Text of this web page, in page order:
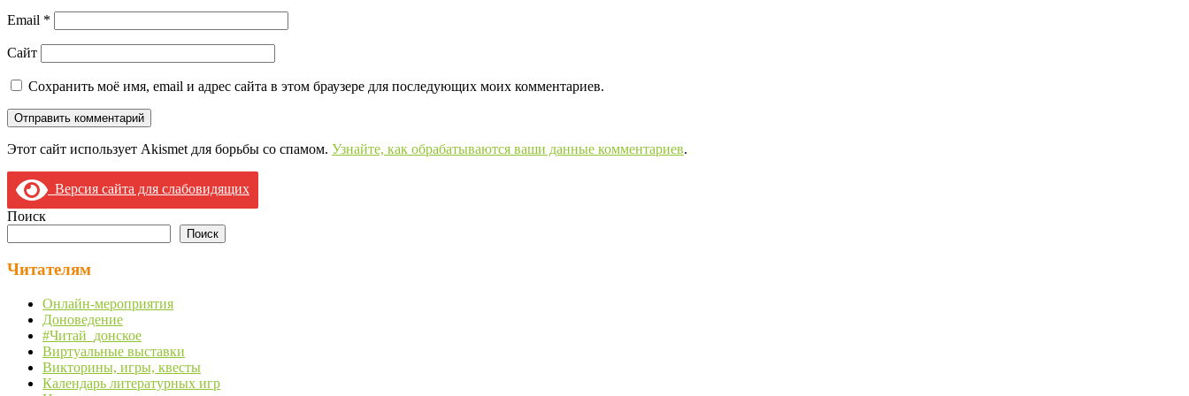
Email *
Сайт
Сохранить моё имя, email и адрес сайта в этом браузере для последующих моих комментариев.
Этот сайт использует Akismet для борьбы со спамом. Узнайте, как обрабатываются ваши данные комментариев.
Версия сайта для слабовидящих
Поиск
Поиск
Читателям
Онлайн-мероприятия
Доноведение
#Читай_донское
Виртуальные выставки
Викторины, игры, квесты
Календарь литературных игр